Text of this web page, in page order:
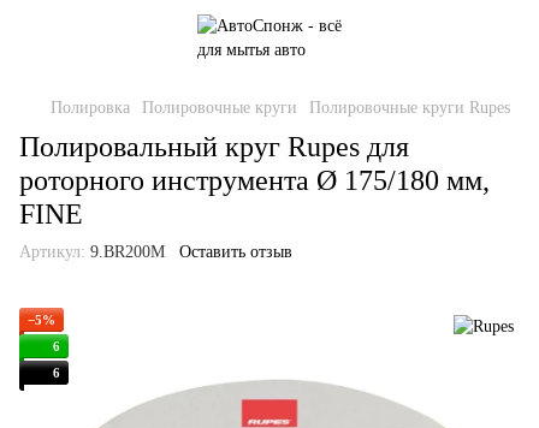
Полировка Полировочные круги Полировочные круги Rupes
Полировальный круг Rupes для
роторного инструмента Ø 175/180 мм,
FINE
Артикул: 9.BR200M Оставить отзыв
−5%
6
6